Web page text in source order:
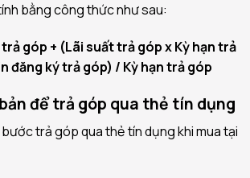
bằng công thức như sau:
góp + (Lãi suất trả góp x Kỳ hạn trả
đăng ký trả góp) / Kỳ hạn trả góp
để trả góp qua thẻ tín dụng
trả góp qua thẻ tín dụng khi mua tại